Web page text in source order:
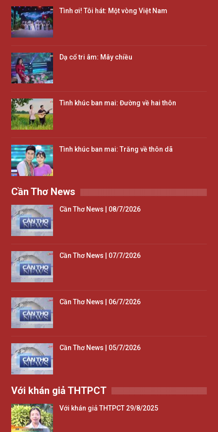
Tình ơi! Tôi hát: Một vòng Việt Nam
Dạ cổ tri âm: Mây chiều
Tình khúc ban mai: Đường về hai thôn
Tình khúc ban mai: Trăng về thôn dã
Cần Thơ News
Cần Thơ News | 08/7/2026
Cần Thơ News | 07/7/2026
Cần Thơ News | 06/7/2026
Cần Thơ News | 05/7/2026
Với khán giả THTPCT
Với khán giả THTPCT 29/8/2025